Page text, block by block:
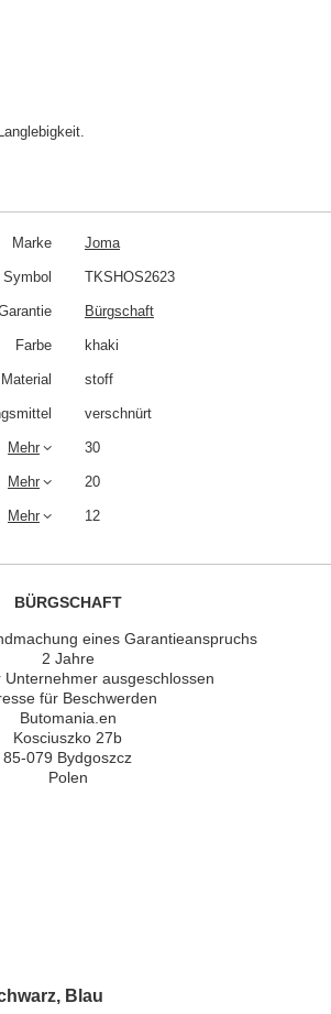
Marke Joma
Symbol TKSHOS2623
Bürgschaft
Farbe khaki
stoff
verschnürt
Mehr 30
Mehr 20
Mehr 12
BÜRGSCHAFT
eines Garantieanspruchs
2 Jahre
Unternehmer ausgeschlossen
für Beschwerden
Butomania.en
Kosciuszko 27b
85-079 Bydgoszcz
Polen
Blau